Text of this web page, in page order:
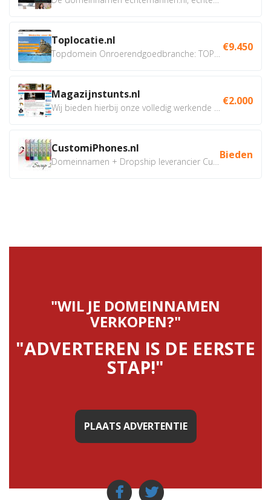
Toplocatie.nl €9.450
Magazijnstunts.nl €2.000
CustomiPhones.nl Bieden
"WIL JE DOMEINNAMEN
VERKOPEN?"
"ADVERTEREN IS DE EERSTE
STAP!"
PLAATS ADVERTENTIE